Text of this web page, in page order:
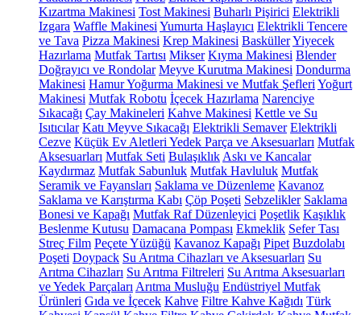
Kızartma Makinesi Tost Makinesi Buharlı Pişirici Elektrikli
Izgara Waffle Makinesi Yumurta Haşlayıcı Elektrikli Tencere
ve Tava Pizza Makinesi Krep Makinesi BasküllerYiyecek
Hazırlama Mutfak Tartısı Mikser Kıyma Makinesi Blender
Doğrayıcı ve Rondolar Meyve Kurutma Makinesi Dondurma
Makinesi Hamur Yoğurma Makinesi ve Mutfak Şefleri Yoğurt
Makinesi Mutfak Robotu İçecek Hazırlama Narenciye
Sıkacağı Çay Makineleri Kahve Makinesi Kettle ve Su
Isıtıcılar Katı Meyve Sıkacağı Elektrikli Semaver Elektrikli
Cezve Küçük Ev Aletleri Yedek Parça ve Aksesuarları Mutfak
Aksesuarları Mutfak Seti Bulaşıklık Askı ve Kancalar
Kaydırmaz Mutfak Sabunluk Mutfak Havluluk Mutfak
Seramik ve Fayansları Saklama ve Düzenleme Kavanoz
Saklama ve Karıştırma Kabı Çöp Poşeti Sebzelikler Saklama
Bonesi ve Kapağı Mutfak Raf Düzenleyici Poşetlik Kaşıklık
Beslenme Kutusu Damacana Pompası Ekmeklik Sefer Tası
Streç Film Peçete Yüzüğü Kavanoz Kapağı Pipet Buzdolabı
Poşeti Doypack Su Arıtma Cihazları ve Aksesuarları Su
Arıtma Cihazları Su Arıtma Filtreleri Su Arıtma Aksesuarları
ve Yedek Parçaları Arıtma Musluğu Endüstriyel Mutfak
Ürünleri Gıda ve İçecek Kahve Filtre Kahve Kağıdı Türk